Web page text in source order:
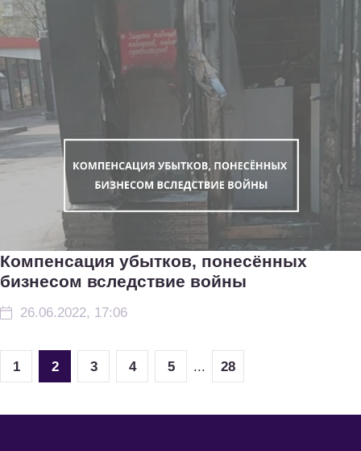
Компенсация убытков, понесённых
бизнесом вследствие войны
26.06.2022, 17:06
1 2 3 4 5 ... 28